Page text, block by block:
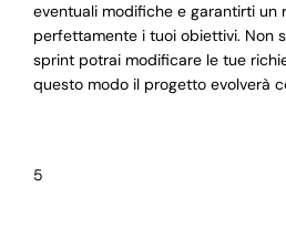
eventuali modifiche e garantirti un
perfettamente i tuoi obiettivi. Non
sprint potrai modificare le tue
questo modo il progetto evolverà
5